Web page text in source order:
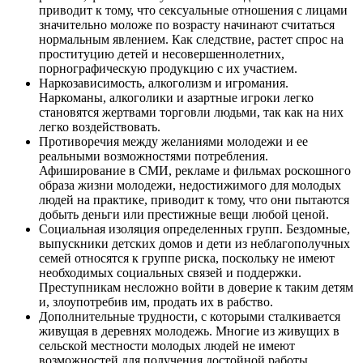
приводит к тому, что сексуальные отношения с лицами
значительно моложе по возрасту начинают считаться
нормальным явлением. Как следствие, растет спрос на
проституцию детей и несовершеннолетних,
порнографическую продукцию с их участием.
Наркозависимость, алкоголизм и игромания.
Наркоманы, алкоголики и азартные игроки легко
становятся жертвами торговли людьми, так как на них
легко воздействовать.
Противоречия между желаниями молодежи и ее
реальными возможностями потребления.
Афиширование в СМИ, рекламе и фильмах роскошного
образа жизни молодежи, недостижимого для молодых
людей на практике, приводит к тому, что они пытаются
добыть деньги или престижные вещи любой ценой.
Социальная изоляция определенных групп. Бездомные,
выпускники детских домов и дети из неблагополучных
семей относятся к группе риска, поскольку не имеют
необходимых социальных связей и поддержки.
Преступникам несложно войти в доверие к таким детям
и, злоупотребив им, продать их в рабство.
Дополнительные трудности, с которыми сталкивается
живущая в деревнях молодежь. Многие из живущих в
сельской местности молодых людей не имеют
возможностей для получения достойной работы.